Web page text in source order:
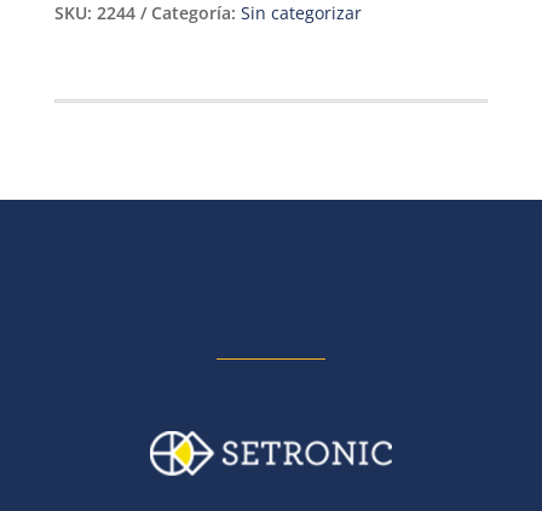
SKU: 2244 Categoría: Sin categorizar